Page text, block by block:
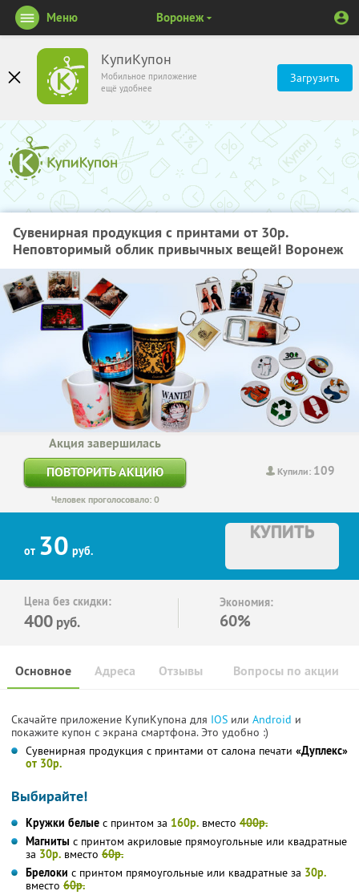
КупиКупон
Мобильное приложение
ещё удобнее
Загрузить
Меню Воронеж
Сувенирная продукция с принтами от 30р.
Неповторимый облик привычных вещей! Воронеж
Купили: 109
Акция завершилась
ПОВТОРИТЬ АКЦИЮ
Человек проголосовало: 0
от 30 руб.
КУПИТЬ
Цена без скидки:
400 руб.
Экономия:
60%
Основное Отзывы Вопросы по акции
Адреса
Скачайте приложение КупиКупона для IOS или Android и
покажите купон с экрана смартфона. Это удобно :)
Сувенирная продукция с принтами от салона печати «Дуплекс»
от 30р.
Выбирайте!
Кружки белые с принтом за 160р. вместо 400р.
Магниты с принтом акриловые прямоугольные или квадратные
за 30р. вместо 60р.
Брелоки с принтом прямоугольные или квадратные за 30р.
вместо 60р.